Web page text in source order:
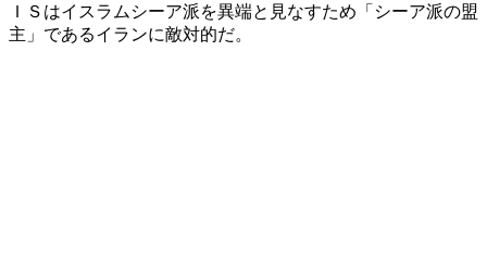
ＩＳはイスラムシーア派を異端と見なすため「シーア派の盟
主」であるイランに敵対的だ。